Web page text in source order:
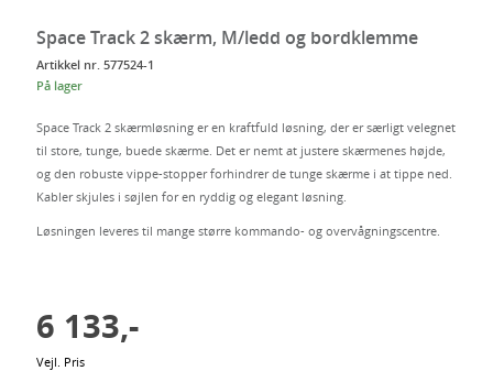
Space Track 2 skærm, M/ledd og bordklemme
Artikkel nr. 577524-1
På lager
Space Track 2 skærmløsning er en kraftfuld løsning, der er særligt velegnet
til store, tunge, buede skærme. Det er nemt at justere skærmenes højde,
og den robuste vippe-stopper forhindrer de tunge skærme i at tippe ned.
Kabler skjules i søjlen for en ryddig og elegant løsning.
Løsningen leveres til mange større kommando- og overvågningscentre.
6 133,-
Vejl. Pris